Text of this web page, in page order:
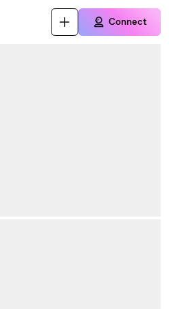
Connect